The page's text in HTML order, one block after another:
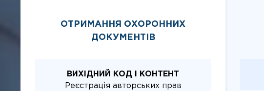
ОТРИМАННЯ ОХОРОННИХ
ДОКУМЕНТІВ
ВИХІДНИЙ КОД І КОНТЕНТ
Реєстрація авторських прав